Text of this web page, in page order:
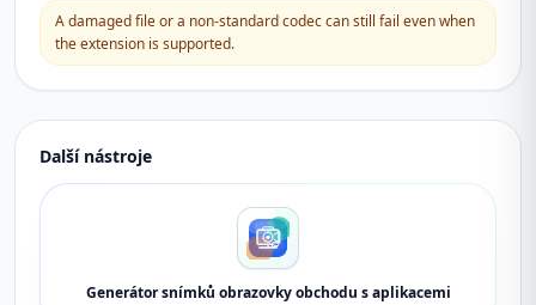
A damaged file or a non-standard codec can still fail even when
the extension is supported.
Další nástroje
Generátor snímků obrazovky obchodu s aplikacemi